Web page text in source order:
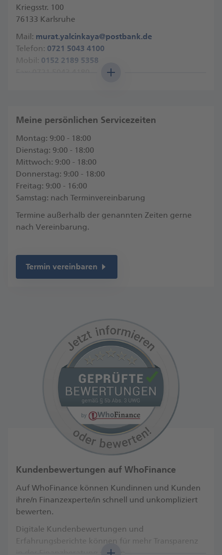
Kriegsstr. 100
76133 Karlsruhe
Mail: murat.yalcinkaya@postbank.de
Telefon: 0721 5043 4100
Mobil: 0152 2189 5358
Meine persönlichen Servicezeiten
Montag: 9:00 - 18:00
Dienstag: 9:00 - 18:00
Mittwoch: 9:00 - 18:00
Donnerstag: 9:00 - 18:00
Freitag: 9:00 - 16:00
Samstag: nach Terminvereinbarung
Termine außerhalb der genannten Zeiten gerne
nach Vereinbarung.
Termin vereinbaren
Kundenbewertungen auf WhoFinance
Auf WhoFinance können Kundinnen und Kunden
ihre/n Finanzexperte/in schnell und unkompliziert
bewerten.
Digitale Kundenbewertungen und
Erfahrungsberichte können für mehr Transparenz
in der Finanzberatung sorgen.